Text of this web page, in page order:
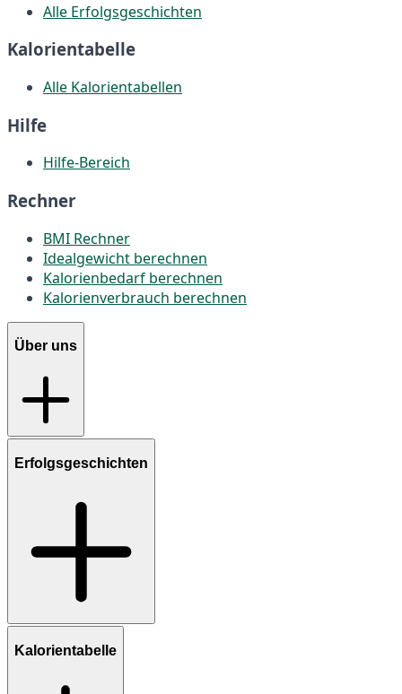
Alle Erfolgsgeschichten
Kalorientabelle
Alle Kalorientabellen
Hilfe
Hilfe-Bereich
Rechner
BMI Rechner
Idealgewicht berechnen
Kalorienbedarf berechnen
Kalorienverbrauch berechnen
Über uns
Erfolgsgeschichten
Kalorientabelle